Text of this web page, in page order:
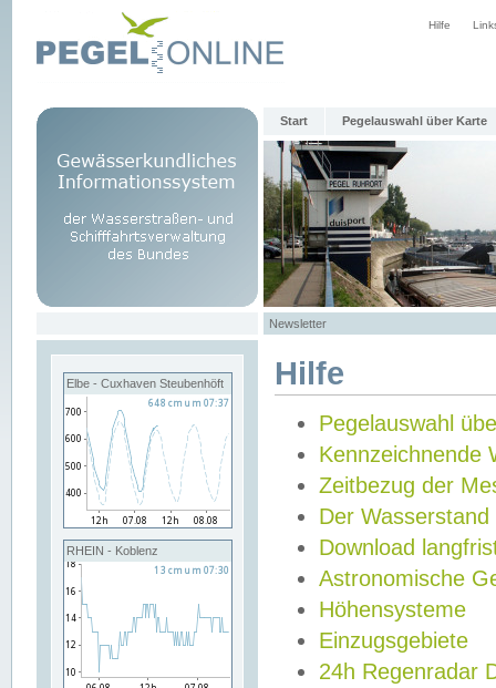
Hilfe
Start Pegelauswahl über Karte
Newsletter
Elbe - Cuxhaven Steubenhöft
RHEIN - Koblenz
Hilfe
Pegelauswahl
Kennzeichnende
Zeitbezug der
Der Wasserstand
Download
Astronomische
Höhensysteme
Einzugsgebiete
24h Regenradar